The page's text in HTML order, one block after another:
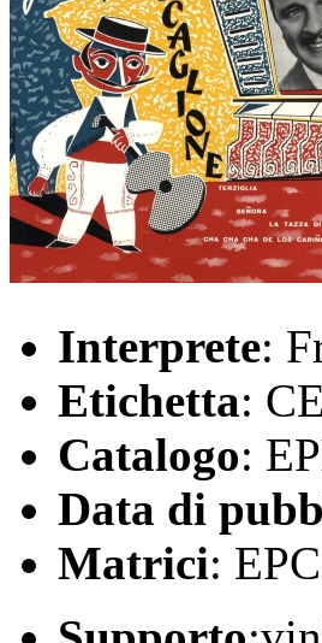
Interprete:
Etichetta:
Catalogo:
Data di
Matrici: